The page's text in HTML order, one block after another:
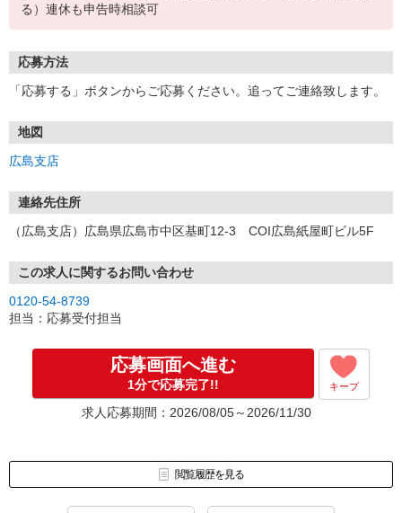
る）連休も申告時相談可
応募方法
「応募する」ボタンからご応募ください。追ってご連絡致します。
地図
広島支店
連絡先住所
（広島支店）広島県広島市中区基町12-3 COI広島紙屋町ビル5F
この求人に関するお問い合わせ
0120-54-8739
担当：応募受付担当
応募画面へ進む
1分で応募完了!! キープ
求人応募期間：2026/08/05～2026/11/30
閲覧履歴を見る